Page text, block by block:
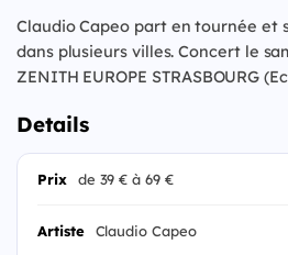
Claudio Capeo part en tournée et
dans plusieurs villes. Concert le
ZENITH EUROPE STRASBOURG
Details
Prix de 39 € à 69 €
Artiste Claudio Capeo